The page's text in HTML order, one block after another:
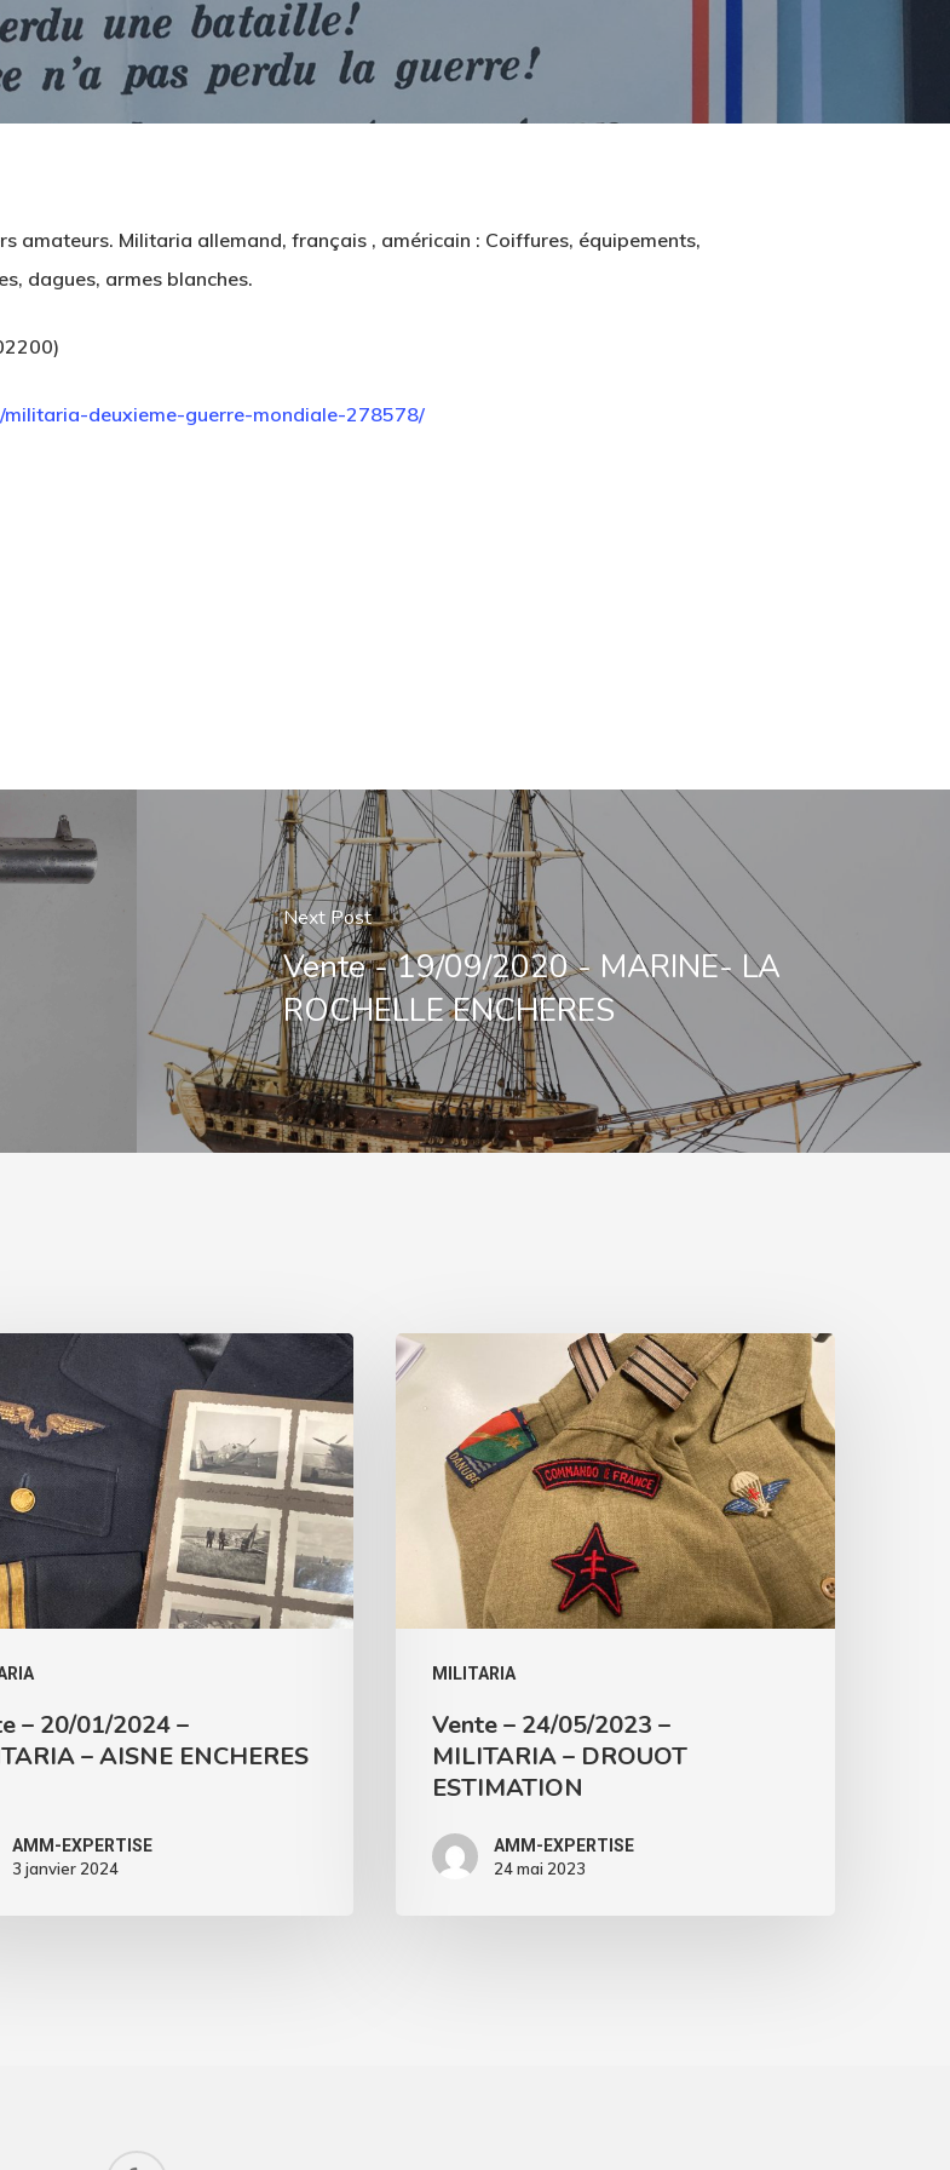
amateurs. Militaria allemand, français , américain : Coiffures, équipements,
dagues, armes blanches.
deuxieme-guerre-mondiale-278578/
Next Post
Vente - 19/09/2020 - MARINE- LA
ROCHELLE ENCHERES
– 20/01/2024 –
– AISNE ENCHERES
AMM-EXPERTISE
3 janvier 2024
MILITARIA
Vente
24/05/2023
MILITARIA
DROUOT
ESTIMATION
Vente – 24/05/2023 –
MILITARIA – DROUOT
ESTIMATION
AMM-EXPERTISE
24 mai 2023
yelp